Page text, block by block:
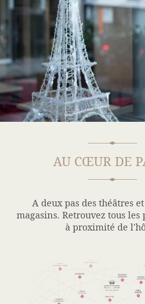
AU CŒUR DE
A deux pas des théâtres
magasins. Retrouvez tous
à proximité de